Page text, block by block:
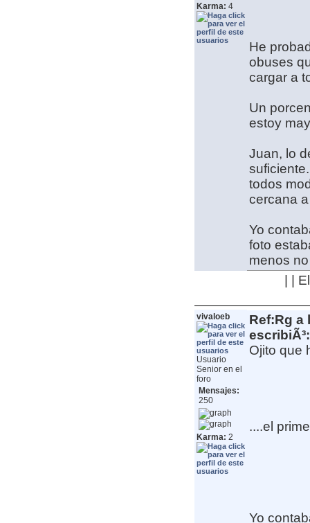
Karma: 4
He
obuses
cargar a
Un
estoy
Juan, lo
todos
cercana
Yo
foto
menos
| |
vivaloeb
Usuario
Senior en el
foro
Mensajes:
250
Karma: 2
Ref:Rg a
escribiÃ³:
Ojito que
....el
Yo